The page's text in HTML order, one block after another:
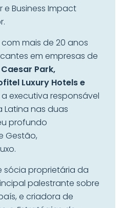
e Business Impact
mais de 20 anos
em empresas de
Caesar Park,
Luxury Hotels e
executiva responsável
Latina nas duas
profundo
Gestão,
sócia proprietária da
palestrante sobre
e criadora de